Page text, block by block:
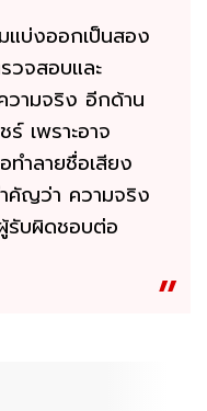
แบ่งออกเป็นสอง
วจสอบและ
วามจริง อีกด้าน
ร์ เพราะอาจ
ทำลายชื่อเสียง
คัญว่า ความจริง
รับผิดชอบต่อ